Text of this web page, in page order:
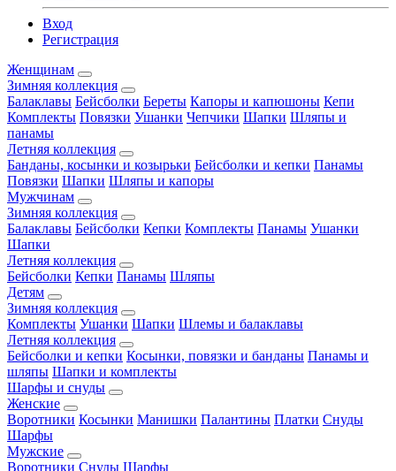
Вход
Регистрация
Женщинам
Зимняя коллекция
Балаклавы Бейсболки Береты Капоры и капюшоны Кепи
Комплекты Повязки Ушанки Чепчики Шапки Шляпы и
панамы
Летняя коллекция
Банданы, косынки и козырьки Бейсболки и кепки Панамы
Повязки Шапки Шляпы и капоры
Мужчинам
Зимняя коллекция
Балаклавы Бейсболки Кепки Комплекты Панамы Ушанки
Шапки
Летняя коллекция
Бейсболки Кепки Панамы Шляпы
Детям
Зимняя коллекция
Комплекты Ушанки Шапки Шлемы и балаклавы
Летняя коллекция
Бейсболки и кепки Косынки, повязки и банданы Панамы и
шляпы Шапки и комплекты
Шарфы и снуды
Женские
Воротники Косынки Манишки Палантины Платки Снуды
Шарфы
Мужские
Воротники Снуды Шарфы